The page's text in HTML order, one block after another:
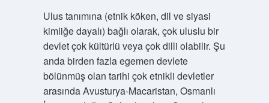
Ulus tanımına (etnik köken, dil ve siyasi
kimliğe dayalı) bağlı olarak, çok uluslu bir
devlet çok kültürlü veya çok dilli olabilir. Şu
anda birden fazla egemen devlete
bölünmüş olan tarihi çok etnikli devletler
arasında Avusturya-Macaristan, Osmanlı